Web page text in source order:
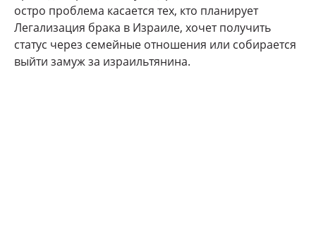
остро проблема касается тех, кто планирует
Легализация брака в Израиле, хочет получить
статус через семейные отношения или собирается
выйти замуж за израильтянина.